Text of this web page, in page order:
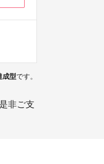
成型です。
非ご支